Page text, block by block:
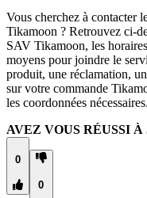
Vous cherchez à contacter
Tikamoon ? Retrouvez ci-
SAV Tikamoon, les
moyens pour joindre le
produit, une réclamation,
sur votre commande
les coordonnées nécessaires.
AVEZ VOUS RÉUSSI
0
0